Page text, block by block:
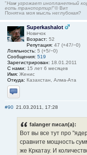
"Нам угрожает инопланетный
есть транспортир!"© Вит
Понятна моя мысль неглубокая?
Superkashalot
Новичок
Возраст: 52
Репутация: 47 (+47/−0)
Лояльность: 5 (+5/−0)
Сообщения: 519
Зарегистрирован: 18.01.2011
С нами: 15 лет 6 месяцев
Имя: Женис
Откуда: Казахстан, Алма-Ата
Отправить личное
#90 21.03.2011, 17:28
falanger писал(а):
Вот вы все тут про
сравните мощность
же Кркатау. И